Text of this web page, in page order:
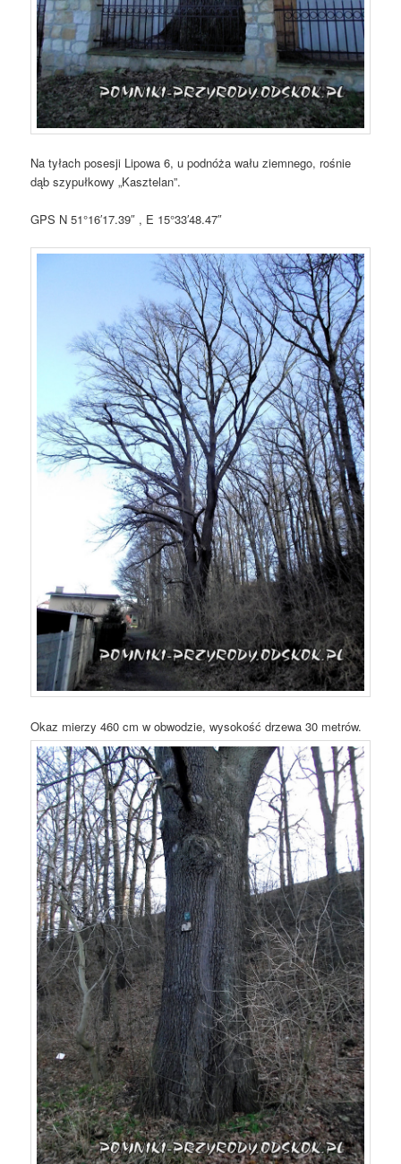
Na tyłach posesji Lipowa 6, u podnóża wału ziemnego, rośnie
dąb szypułkowy „Kasztelan”.
GPS N 51°16′17.39″ , E 15°33′48.47″
Okaz mierzy 460 cm w obwodzie, wysokość drzewa 30 metrów.